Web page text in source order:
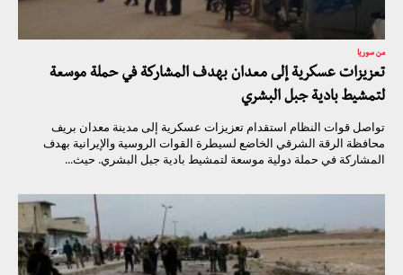
من سوريا
تعزيزات عسكرية إلى معدان بهدف المشاركة في حملة موسعة
لتمشيط بادية جبل البشري
تواصل قوات النظام استقدام تعزيزات عسكرية إلى مدينة معدان بريف
محافظة الرقة الشرقي الخاضع لسيطرة القوات الروسية والإيرانية بهدف
المشاركة في حملة دولية موسعة لتمشيط بادية جبل البشري. حيث...